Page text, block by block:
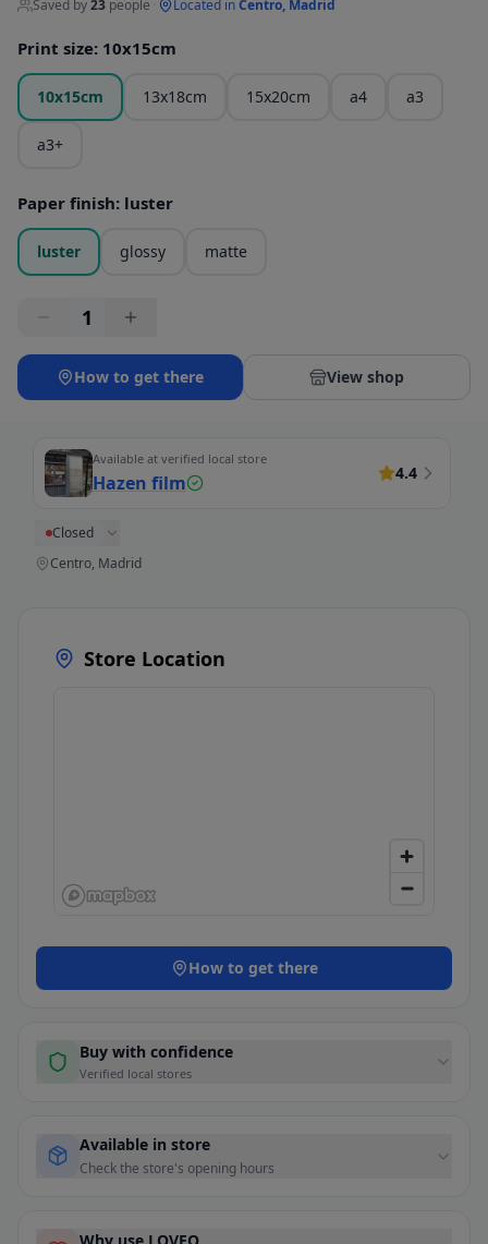
Saved by23 people Located inCentro, Madrid
Print size: 10x15cm
10x15cm 13x18cm 15x20cm a4 a3
a3+
Paper finish: luster
luster glossy matte
1
How to get there View shop
Available at verified local store
Hazen film 4.4
Closed
Centro, Madrid
Store Location
How to get there
Buy with confidence
Verified local stores
Available in store
Check the store's opening hours